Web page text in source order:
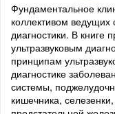
Фундаментальное
коллективом ведущих
диагностики. В
ультразвуковым
принципам
диагностике
системы,
кишечника,